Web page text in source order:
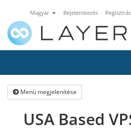
Magyar Bejelentkezés
Menü megjelenítése
USA Based